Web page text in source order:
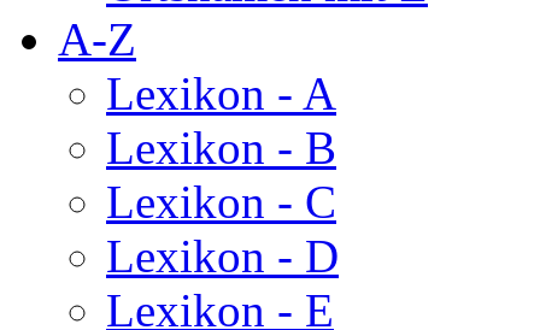
A-Z
Lexikon - A
Lexikon - B
Lexikon - C
Lexikon - D
Lexikon - E